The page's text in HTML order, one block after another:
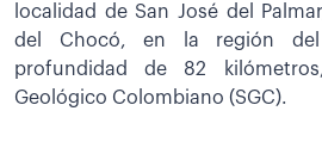
localidad de San José del
del Chocó, en la región
profundidad de 82
Geológico Colombiano (SGC).